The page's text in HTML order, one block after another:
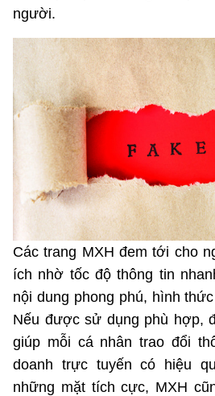
Sản phẩm
Dịch vụ
Báo in
Báo điện tử
Phát hành
Truyền hình
Đổi mới sáng tạo
Sản phẩm
Dịch vụ
Bưu chính
Sản phẩm
Dịch vụ
Bưu chính
Chuyển phát nhanh
Viễn thông
Sản phẩm
Dịch vụ
Phần cứng
Phần mềm
Tần số vô tuyến điện
Bảo mật
Giải pháp
Công nghệ thông tin, Điện tử
Sản phẩm
Dịch vụ
Phần cứng
Phần mềm
Bảo mật
Nội dung số
Lĩnh vực khác
Tư vấn
Hành chính
Bảng điện tử
Chọn ngôn ngữ
Việt Nam
BỘ KHOA HỌC VÀ CÔNG
MINISTRY OF SCIENCE AND
Hệ thống nội bộ
người.
Các trang MXH đem tới cho
ích nhờ tốc độ thông tin
nội dung phong phú, hình
Nếu được sử dụng phù hợp,
giúp mỗi cá nhân trao đổi
doanh trực tuyến có hiệu
những mặt tích cực, MXH